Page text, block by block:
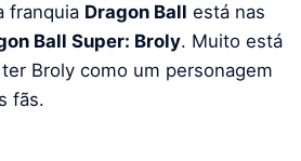
franquia Dragon Ball está nas
Ball Super: Broly. Muito está
Broly como um personagem
fãs.